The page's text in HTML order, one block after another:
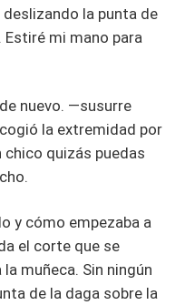
comentarios hirientes,
la fuerza para
la punta de
mi mano para
nuevo. —susurre
la extremidad por
quizás puedas
y cómo empezaba a
el corte que se
muñeca. Sin ningún
de la daga sobre la